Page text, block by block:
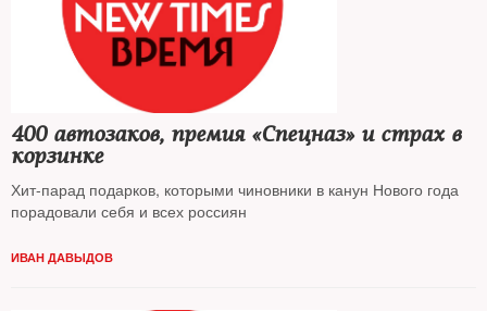
400 автозаков, премия «Спецназ» и страх в
корзинке
Хит-парад подарков, которыми чиновники в канун Нового года
порадовали себя и всех россиян
ИВАН ДАВЫДОВ